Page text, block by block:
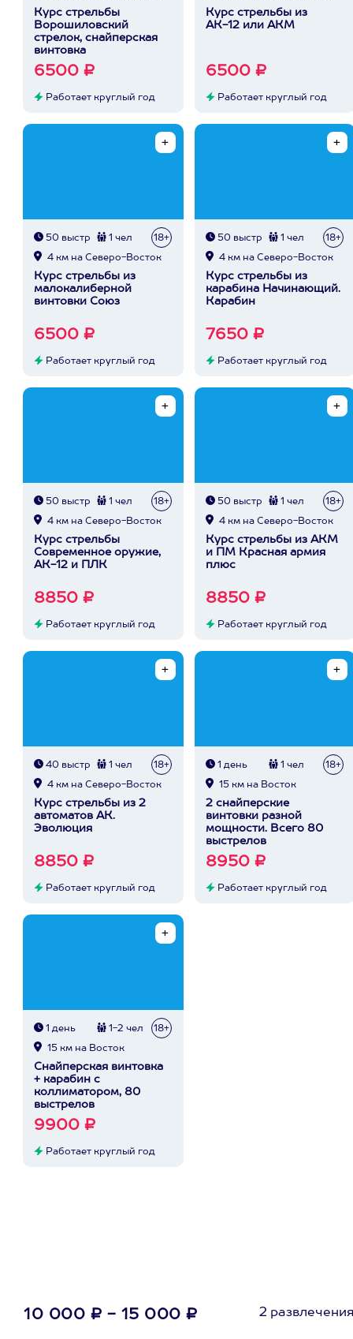
Курс стрельбы
Ворошиловский
стрелок, снайперская
винтовка
6500 ₽
Работает круглый год
Курс стрельбы из
АК-12 или АКМ
6500 ₽
Работает круглый год
50 выстр 1 чел 18+
4 км на Северо-Восток
Курс стрельбы из
малокалиберной
винтовки Союз
6500 ₽
Работает круглый год
50 выстр 1 чел 18+
4 км на Северо-Восток
Курс стрельбы из
карабина Начинающий.
Карабин
7650 ₽
Работает круглый год
50 выстр 1 чел 18+
4 км на Северо-Восток
Курс стрельбы
Современное оружие,
АК-12 и ПЛК
8850 ₽
Работает круглый год
50 выстр 1 чел 18+
4 км на Северо-Восток
Курс стрельбы из АКМ
и ПМ Красная армия
плюс
8850 ₽
Работает круглый год
40 выстр 1 чел 18+
4 км на Северо-Восток
Курс стрельбы из 2
автоматов АК.
Эволюция
8850 ₽
Работает круглый год
1 день 1 чел 18+
15 км на Восток
2 снайперские
винтовки разной
мощности. Всего 80
выстрелов
8950 ₽
Работает круглый год
1 день 1-2 чел 18+
15 км на Восток
Снайперская винтовка
+ карабин с
коллиматором, 80
выстрелов
9900 ₽
Работает круглый год
10 000 ₽ - 15 000 ₽ 2